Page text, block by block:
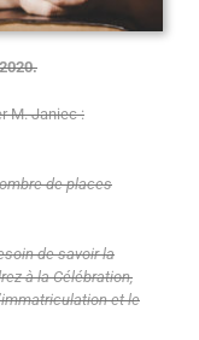
M. Janiec :
de places
de savoir la
à la Célébration,
et le